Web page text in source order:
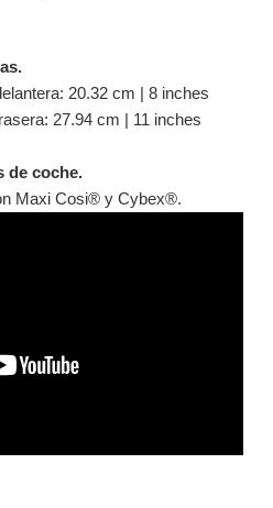
20.32 cm | 8 inches
27.94 cm | 11 inches
de coche.
Maxi Cosi® y Cybex®.